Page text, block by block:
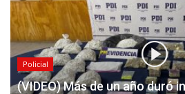
Policial
(VIDEO) Más de un año duró